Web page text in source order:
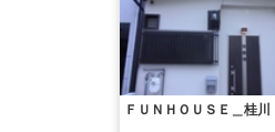
ＦＵＮＨＯＵＳＥ＿桂川